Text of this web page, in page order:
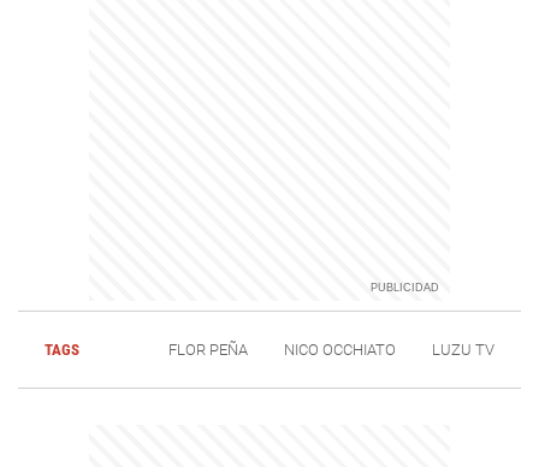
TAGS FLOR PEÑA NICO OCCHIATO LUZU TV